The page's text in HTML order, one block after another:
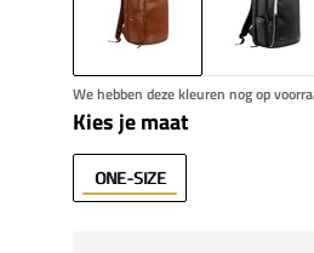
We hebben deze kleuren nog op
Kies je maat
ONE-SIZE